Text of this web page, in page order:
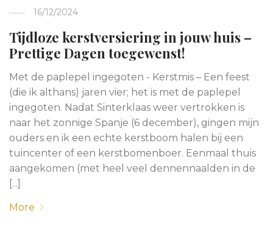
16/12/2024
Tijdloze kerstversiering in jouw huis –
Prettige Dagen toegewenst!
Met de paplepel ingegoten - Kerstmis – Een feest
(die ik althans) jaren vier; het is met de paplepel
ingegoten. Nadat Sinterklaas weer vertrokken is
naar het zonnige Spanje (6 december), gingen mijn
ouders en ik een echte kerstboom halen bij een
tuincenter of een kerstbomenboer. Eenmaal thuis
aangekomen (met heel veel dennennaalden in de
[...]
More